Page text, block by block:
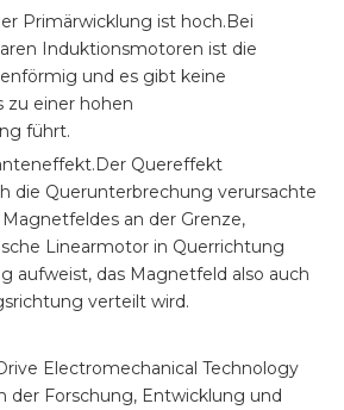
Primärwicklung ist hoch.Bei
Induktionsmotoren ist die
und es gibt keine
zu einer hohen
führt.
Quereffekt
die Querunterbrechung verursachte
an der Grenze,
Linearmotor in Querrichtung
aufweist, das Magnetfeld also auch
verteilt wird.
Electromechanical Technology
der Forschung, Entwicklung und